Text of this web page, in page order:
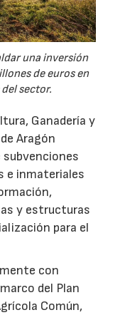
una inversión
de euros en
sector.
Ganadería y
Aragón
e inmateriales
y estructuras
para el
con
del Plan
Común,